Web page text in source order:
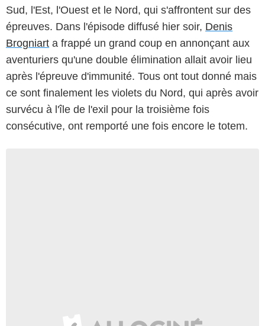
Sud, l'Est, l'Ouest et le Nord, qui s'affrontent sur des
épreuves. Dans l'épisode diffusé hier soir, Denis
Brogniart a frappé un grand coup en annonçant aux
aventuriers qu'une double élimination allait avoir lieu
après l'épreuve d'immunité. Tous ont tout donné mais
ce sont finalement les violets du Nord, qui après avoir
survécu à l'île de l'exil pour la troisième fois
consécutive, ont remporté une fois encore le totem.